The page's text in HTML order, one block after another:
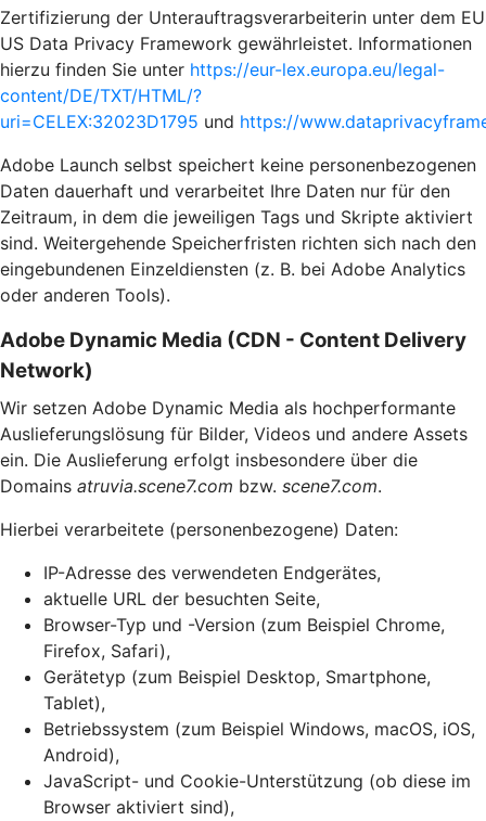
Zertifizierung der Unterauftragsverarbeiterin unter dem EU
US Data Privacy Framework gewährleistet. Informationen
hierzu finden Sie unter https://eur-lex.europa.eu/legal-
content/DE/TXT/HTML/?
uri=CELEX:32023D1795 und https://
Adobe Launch selbst speichert keine personenbezogenen
Daten dauerhaft und verarbeitet Ihre Daten nur für den
Zeitraum, in dem die jeweiligen Tags und Skripte aktiviert
sind. Weitergehende Speicherfristen richten sich nach den
eingebundenen Einzeldiensten (z. B. bei Adobe Analytics
oder anderen Tools).
Adobe Dynamic Media (CDN - Content Delivery
Network)
Wir setzen Adobe Dynamic Media als hochperformante
Auslieferungslösung für Bilder, Videos und andere Assets
ein. Die Auslieferung erfolgt insbesondere über die
Domains atruvia.scene7.com bzw. scene7.com.
Hierbei verarbeitete (personenbezogene) Daten:
IP-Adresse des verwendeten Endgerätes,
aktuelle URL der besuchten Seite,
Browser-Typ und -Version (zum Beispiel Chrome,
Firefox, Safari),
Gerätetyp (zum Beispiel Desktop, Smartphone,
Tablet),
Betriebssystem (zum Beispiel Windows, macOS, iOS,
Android),
JavaScript- und Cookie-Unterstützung (ob diese im
Browser aktiviert sind),